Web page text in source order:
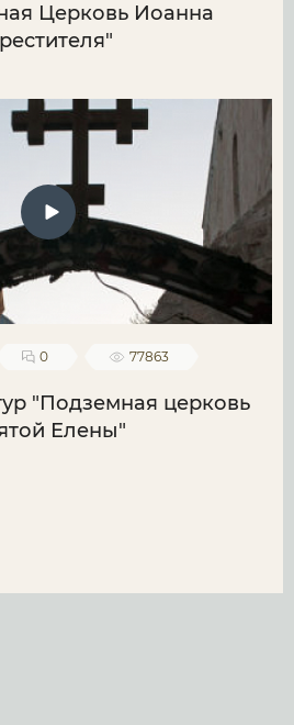
Церковь Иоанна
0 77863
"Подземная церковь
Елены"